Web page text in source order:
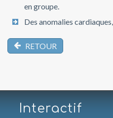
en groupe.
Des anomalies
RETOUR
Interactif